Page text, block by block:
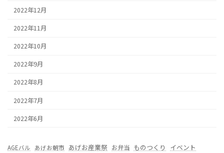
2022年12月
2022年11月
2022年10月
2022年9月
2022年8月
2022年7月
2022年6月
AGEバル あげお朝市 あげお産業祭 お弁当 ものつくり イベント